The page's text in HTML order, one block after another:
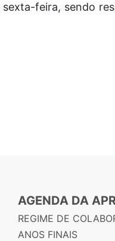
feira, sendo
AGENDA DA
REGIME DE
ANOS FINAIS